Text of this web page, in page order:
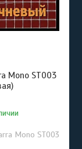
Mono ST003
Mono ST003